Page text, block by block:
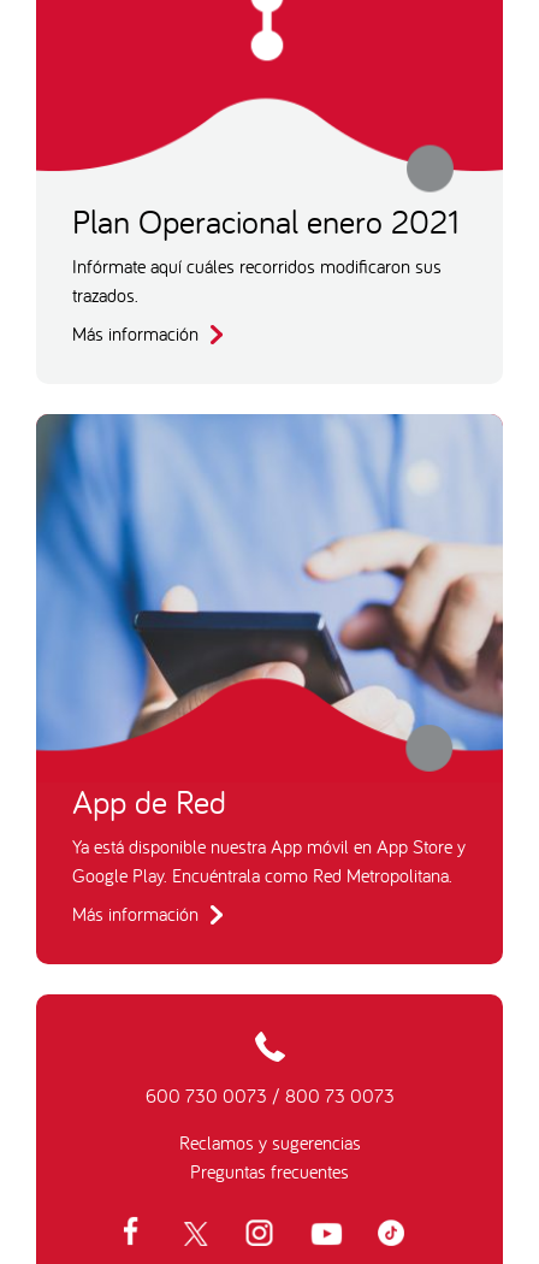
Plan Operacional enero 2021
Infórmate aquí cuáles recorridos modificaron sus
trazados.
Más información
App de Red
Ya está disponible nuestra App móvil en App Store y
Google Play. Encuéntrala como Red Metropolitana.
Más información
600 730 0073 / 800 73 0073
Reclamos y sugerencias
Preguntas frecuentes